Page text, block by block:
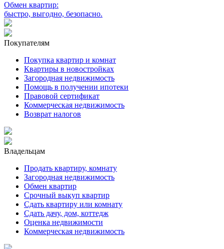
Обмен квартир:
быстро, выгодно, безопасно.
Покупателям
Покупка квартир и комнат
Квартиры в новостройках
Загородная недвижимость
Помощь в получении ипотеки
Правовой сертификат
Коммерческая недвижимость
Возврат налогов
Владельцам
Продать квартиру, комнату
Загородная недвижимость
Обмен квартир
Срочный выкуп квартир
Сдать квартиру или комнату
Сдать дачу, дом, коттедж
Оценка недвижимости
Коммерческая недвижимость